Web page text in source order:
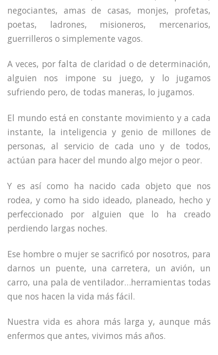
negociantes, amas de casas, monjes, profetas,
poetas, ladrones, misioneros, mercenarios,
guerrilleros o simplemente vagos.
A veces, por falta de claridad o de determinación,
alguien nos impone su juego, y lo jugamos
sufriendo pero, de todas maneras, lo jugamos.
El mundo está en constante movimiento y a cada
instante, la inteligencia y genio de millones de
personas, al servicio de cada uno y de todos,
actúan para hacer del mundo algo mejor o peor.
Y es así como ha nacido cada objeto que nos
rodea, y como ha sido ideado, planeado, hecho y
perfeccionado por alguien que lo ha creado
perdiendo largas noches.
Ese hombre o mujer se sacrificó por nosotros, para
darnos un puente, una carretera, un avión, un
carro, una pala de ventilador…herramientas todas
que nos hacen la vida más fácil.
Nuestra vida es ahora más larga y, aunque más
enfermos que antes, vivimos más años.